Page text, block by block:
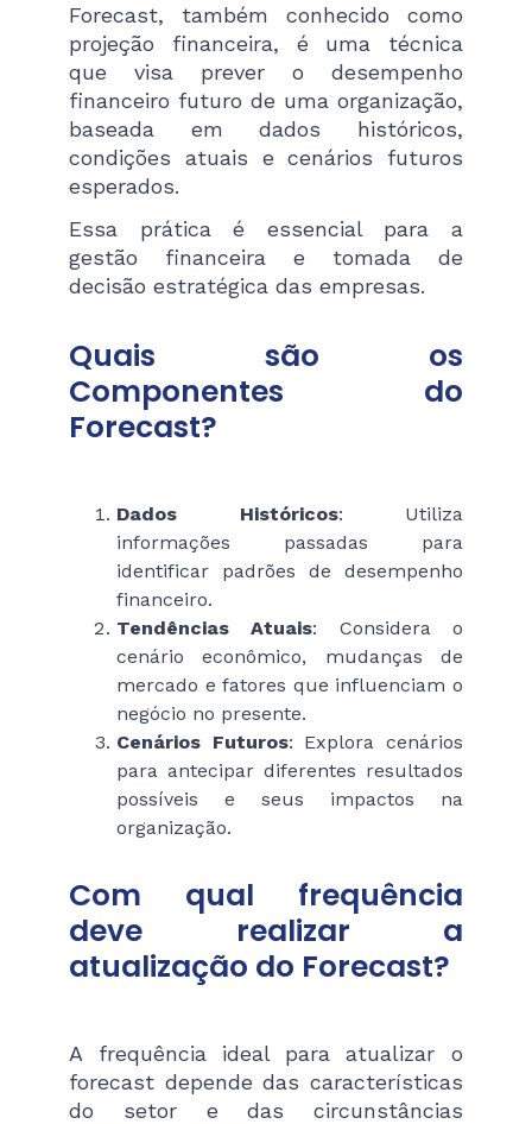
Forecast, também conhecido como
projeção financeira, é uma técnica
que visa prever o desempenho
financeiro futuro de uma organização,
baseada em dados históricos,
condições atuais e cenários futuros
esperados.
Essa prática é essencial para a
gestão financeira e tomada de
decisão estratégica das empresas.
Quais são os
Componentes do
Forecast?
Dados Históricos: Utiliza
informações passadas para
identificar padrões de desempenho
financeiro.
Tendências Atuais: Considera o
cenário econômico, mudanças de
mercado e fatores que influenciam o
negócio no presente.
Cenários Futuros: Explora cenários
para antecipar diferentes resultados
possíveis e seus impactos na
organização.
Com qual frequência
deve realizar a
atualização do Forecast?
A frequência ideal para atualizar o
forecast depende das características
do setor e das circunstâncias